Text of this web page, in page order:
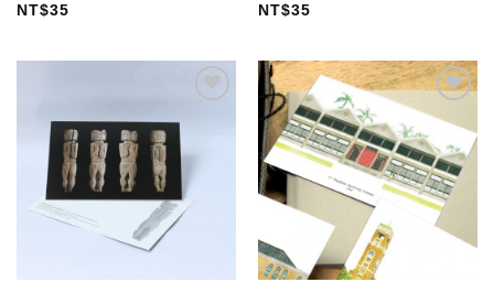
NT$35
NT$35
加入
「願
望輕
單」